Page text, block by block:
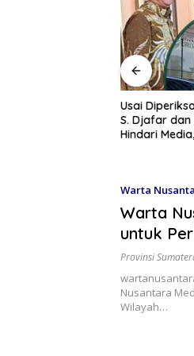
Usai
S. Djafar dan
Hindari
Warta
Warta
untuk
Media
Provinsi
Nusantara
Wilayah…